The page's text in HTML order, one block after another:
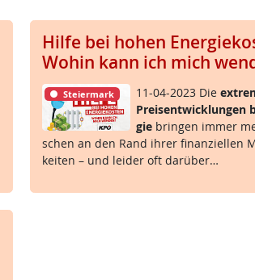
Hilfe bei hohen
Wohin kann ich mich
Steiermark 11-04-2023 Die
Preis­ent­wick­lun­gen
gie brin­gen im­mer
schen an den Rand ih­rer fi­nan­zi­el­len
kei­ten – und lei­der oft dar­über…